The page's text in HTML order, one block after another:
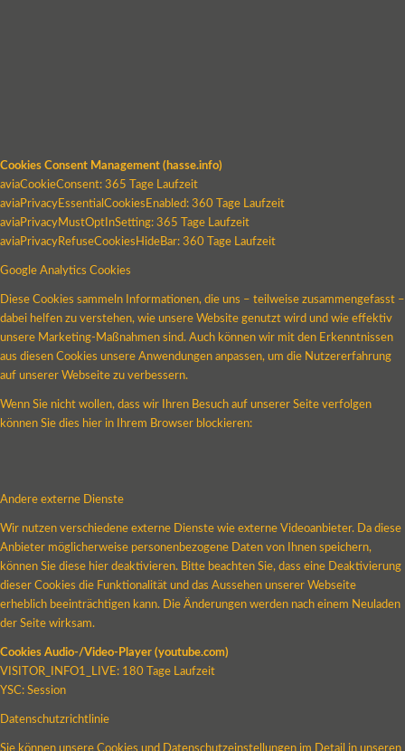
Cookies Consent Management (hasse.info)
aviaCookieConsent: 365 Tage Laufzeit
aviaPrivacyEssentialCookiesEnabled: 360 Tage Laufzeit
aviaPrivacyMustOptInSetting: 365 Tage Laufzeit
aviaPrivacyRefuseCookiesHideBar: 360 Tage Laufzeit
Google Analytics Cookies
Diese Cookies sammeln Informationen, die uns – teilweise zusammengefasst –
dabei helfen zu verstehen, wie unsere Website genutzt wird und wie effektiv
unsere Marketing-Maßnahmen sind. Auch können wir mit den Erkenntnissen
aus diesen Cookies unsere Anwendungen anpassen, um die Nutzererfahrung
auf unserer Webseite zu verbessern.
Wenn Sie nicht wollen, dass wir Ihren Besuch auf unserer Seite verfolgen
können Sie dies hier in Ihrem Browser blockieren:
Andere externe Dienste
Wir nutzen verschiedene externe Dienste wie externe Videoanbieter. Da diese
Anbieter möglicherweise personenbezogene Daten von Ihnen speichern,
können Sie diese hier deaktivieren. Bitte beachten Sie, dass eine Deaktivierung
dieser Cookies die Funktionalität und das Aussehen unserer Webseite
erheblich beeinträchtigen kann. Die Änderungen werden nach einem Neuladen
der Seite wirksam.
Cookies Audio-/Video-Player (youtube.com)
VISITOR_INFO1_LIVE: 180 Tage Laufzeit
YSC: Session
Datenschutzrichtlinie